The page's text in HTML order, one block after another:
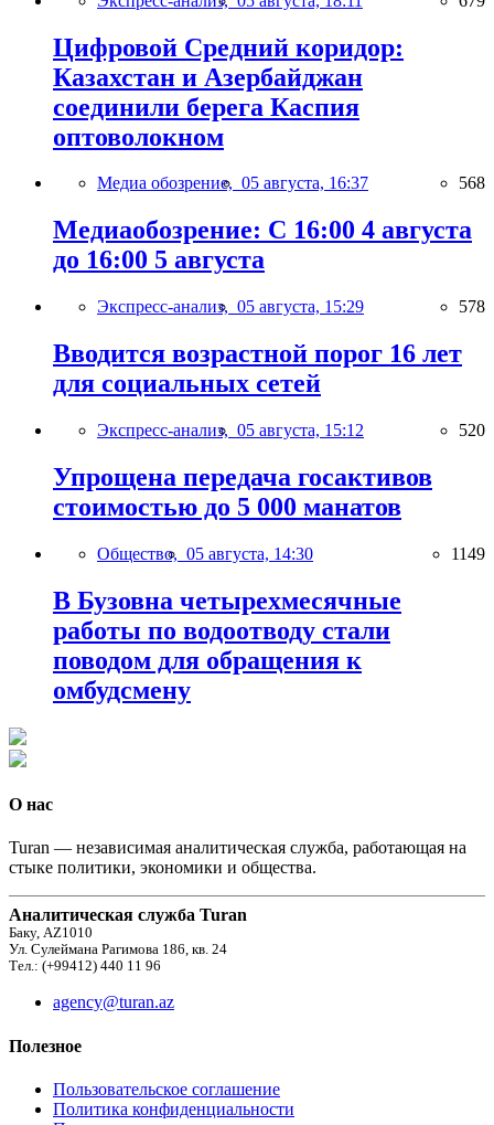
Цифровой Средний коридор:
Казахстан и Азербайджан
соединили берега Каспия
оптоволокном
Медиа обозрение, 05 августа, 16:37 568
Медиаобозрение: С 16:00 4 августа
до 16:00 5 августа
Экспресс-анализ, 05 августа, 15:29 578
Вводится возрастной порог 16 лет
для социальных сетей
Экспресс-анализ, 05 августа, 15:12 520
Упрощена передача госактивов
стоимостью до 5 000 манатов
Общество, 05 августа, 14:30 1149
В Бузовна четырехмесячные
работы по водоотводу стали
поводом для обращения к
омбудсмену
О нас
Turan — независимая аналитическая служба, работающая на
стыке политики, экономики и общества.
Аналитическая служба Turan
Баку, AZ1010
Ул. Сулеймана Рагимова 186, кв. 24
Тел.: (+99412) 440 11 96
agency@turan.az
Полезное
Пользовательское соглашение
Политика конфиденциальности